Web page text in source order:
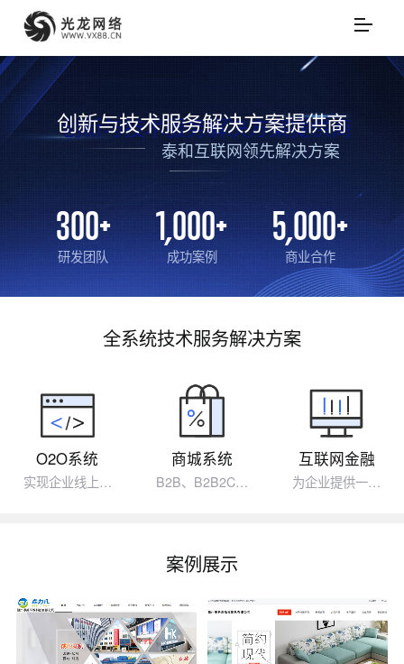
创新与技术服务解决方案提供商
泰和互联网领先解决方案
300+
研发团队
1,000+
成功案例
5,000+
商业合作
全系统技术服务解决方案
O2O系统
实现企业线上…
商城系统
B2B、B2B2C…
互联网金融
为企业提供一…
案例展示